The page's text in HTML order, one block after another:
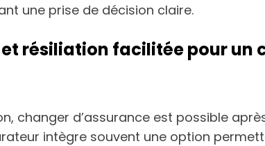
une prise de décision claire.
résiliation facilitée pour un
changer d’assurance est possible
intègre souvent une option